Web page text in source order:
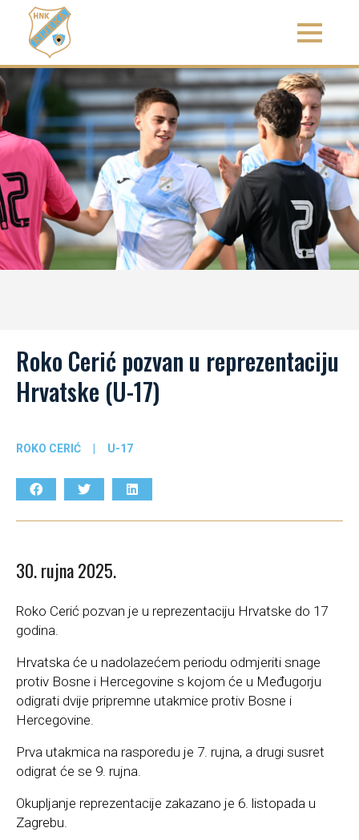
Roko Cerić pozvan u reprezentaciju
Hrvatske (U-17)
ROKO CERIĆ U-17
30. rujna 2025.
Roko Cerić pozvan je u reprezentaciju Hrvatske do 17
godina.
Hrvatska će u nadolazećem periodu odmjeriti snage
protiv Bosne i Hercegovine s kojom će u Međugorju
odigrati dvije pripremne utakmice protiv Bosne i
Hercegovine.
Prva utakmica na rasporedu je 7. rujna, a drugi susret
odigrat će se 9. rujna.
Okupljanje reprezentacije zakazano je 6. listopada u
Zagrebu.